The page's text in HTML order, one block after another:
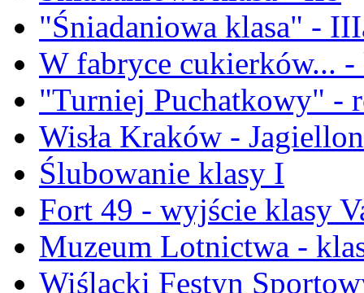
"Śniadaniowa klasa" -
W fabryce cukierków...
"Turniej Puchatkowy" -
Wisła Kraków -
Ślubowanie klasy I
Fort 49 - wyjście klasy
Muzeum Lotnictwa -
Wiślacki Festyn